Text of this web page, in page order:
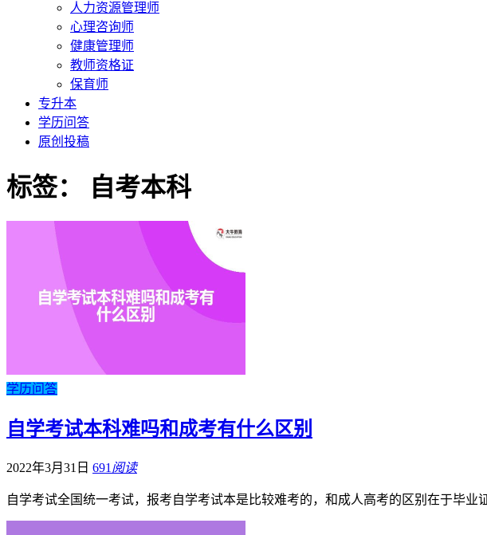
人力资源管理师
心理咨询师
健康管理师
教师资格证
保育师
专升本
学历问答
原创投稿
标签： 自考本科
学历问答
自学考试本科难吗和成考有什么区别
2022年3月31日 691 阅读
自学考试全国统一考试，报考自学考试本是比较难考的，和成人高考的区别在于毕